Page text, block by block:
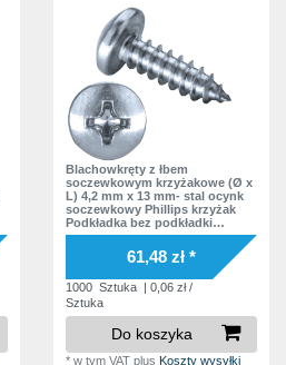
Blachowkręty z łbem
soczewkowym krzyżakowe (Ø x
L) 4,2 mm x 13 mm- stal ocynk
soczewkowy Phillips krzyżak
Podkładka bez podkładki
DIN7981 ISO7049 Norma
zakładowa61,48 zł *
1000 Sztuka | 0,06 zł /
Sztuka
Do koszyka
*w tym VAT plusKoszty wysyłki